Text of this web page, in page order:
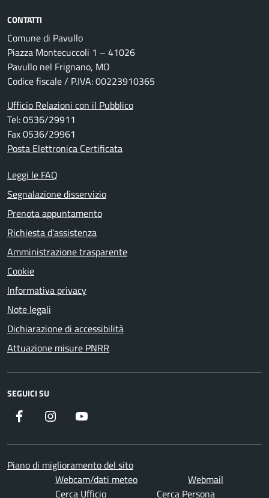
CONTATTI
Comune di Pavullo
Piazza Montecuccoli 1 – 41026
Pavullo nel Frignano, MO
Codice fiscale / P.IVA: 00223910365
Ufficio Relazioni con il Pubblico
Tel: 0536/29911
Fax 0536/29961
Posta Elettronica Certificata
Leggi le FAQ
Segnalazione disservizio
Prenota appuntamento
Richiesta d'assistenza
Amministrazione trasparente
Cookie
Informativa privacy
Note legali
Dichiarazione di accessibilità
Attuazione misure PNRR
SEGUICI SU
Facebook Instagram
Piano di miglioramento del sito
Webcam/dati meteo
Webmail
Cerca Ufficio
Cerca Persona